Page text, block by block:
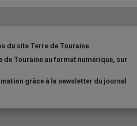
du site Terre de Touraine
de Touraine au format numérique, sur
grâce à la newsletter du journal